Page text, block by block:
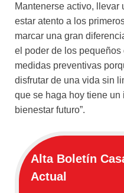
Mantenerse activo,
estar atento a los
marcar una gran
el poder de los
medidas preventivas
disfrutar de una vida sin
que se haga hoy tiene
bienestar futuro”.
Alta Boletín
Actual